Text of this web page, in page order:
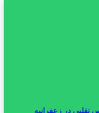
تقلبی در زعفرانیه